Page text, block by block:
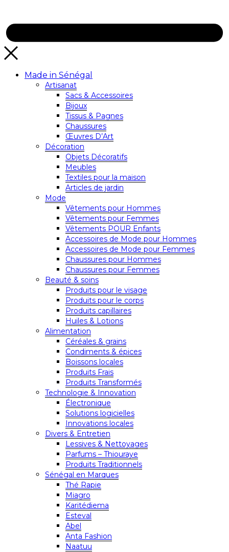
Made in Sénégal
Artisanat
Sacs & Accessoires
Bijoux
Tissus & Pagnes
Chaussures
Œuvres D’Art
Décoration
Objets Décoratifs
Meubles
Textiles pour la maison
Articles de jardin
Mode
Vêtements pour Hommes
Vêtements pour Femmes
Vêtements POUR Enfants
Accessoires de Mode pour Hommes
Accessoires de Mode pour Femmes
Chaussures pour Hommes
Chaussures pour Femmes
Beauté & soins
Produits pour le visage
Produits pour le corps
Produits capillaires
Huiles & Lotions
Alimentation
Céréales & grains
Condiments & épices
Boissons locales
Produits Frais
Produits Transformés
Technologie & Innovation
Électronique
Solutions logicielles
Innovations locales
Divers & Entretien
Lessives & Nettoyages
Parfums – Thiouraye
Produits Traditionnels
Sénégal en Marques
Thé Rapie
Miagro
Karitédiema
Esteval
Abel
Anta Fashion
Naatuu